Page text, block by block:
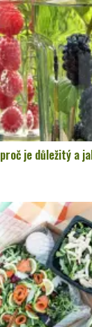
je důležitý a